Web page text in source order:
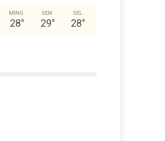
MING
28°
SEN
29°
SEL
28°